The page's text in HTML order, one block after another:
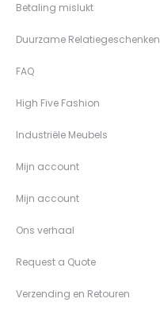
Betaling mislukt
Duurzame Relatiegeschenken
FAQ
High Five Fashion
Industriële Meubels
Mijn account
Mijn account
Ons verhaal
Request a Quote
Verzending en Retouren